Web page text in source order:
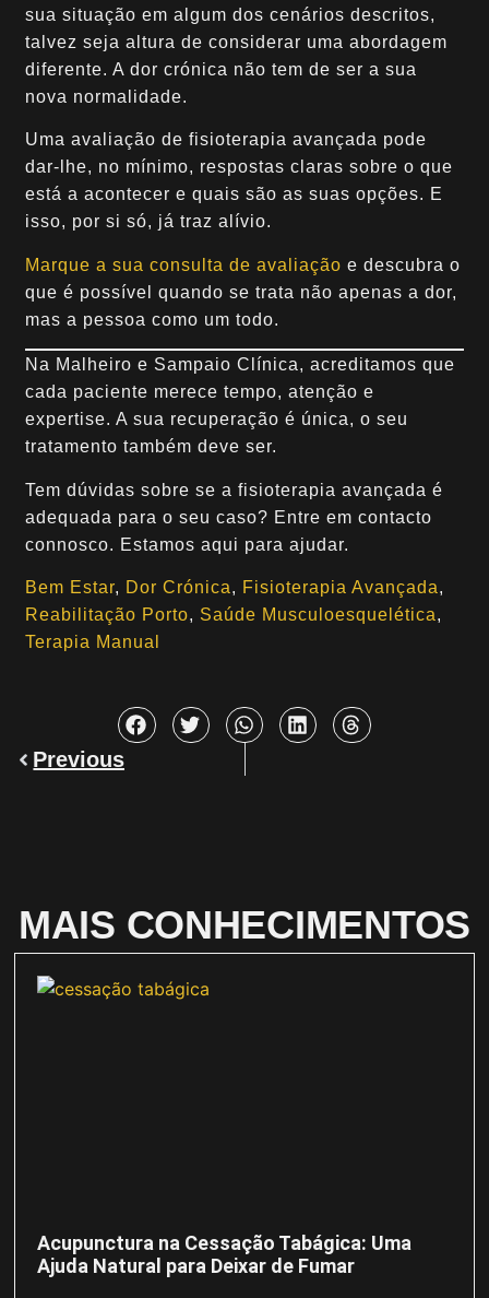
sua situação em algum dos cenários descritos,
talvez seja altura de considerar uma abordagem
diferente. A dor crónica não tem de ser a sua
nova normalidade.
Uma avaliação de fisioterapia avançada pode
dar-lhe, no mínimo, respostas claras sobre o que
está a acontecer e quais são as suas opções. E
isso, por si só, já traz alívio.
Marque a sua consulta de avaliação e descubra o
que é possível quando se trata não apenas a dor,
mas a pessoa como um todo.
Na Malheiro e Sampaio Clínica, acreditamos que
cada paciente merece tempo, atenção e
expertise. A sua recuperação é única, o seu
tratamento também deve ser.
Tem dúvidas sobre se a fisioterapia avançada é
adequada para o seu caso? Entre em contacto
connosco. Estamos aqui para ajudar.
Bem Estar, Dor Crónica, Fisioterapia Avançada
Reabilitação Porto, Saúde Musculoesquelética
Terapia Manual
Previous
MAIS CONHECIMENTOS
Acupunctura na Cessação Tabágica: Uma
Ajuda Natural para Deixar de Fumar